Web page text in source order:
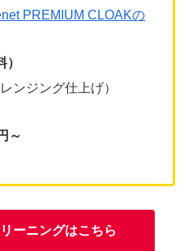
PREMIUM CLOAKの
ンジング仕上げ）
～
ーニングはこちら